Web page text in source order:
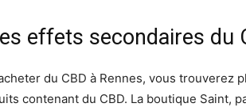
effets secondaires du
du CBD à Rennes, vous trouverez
contenant du CBD. La boutique Saint,